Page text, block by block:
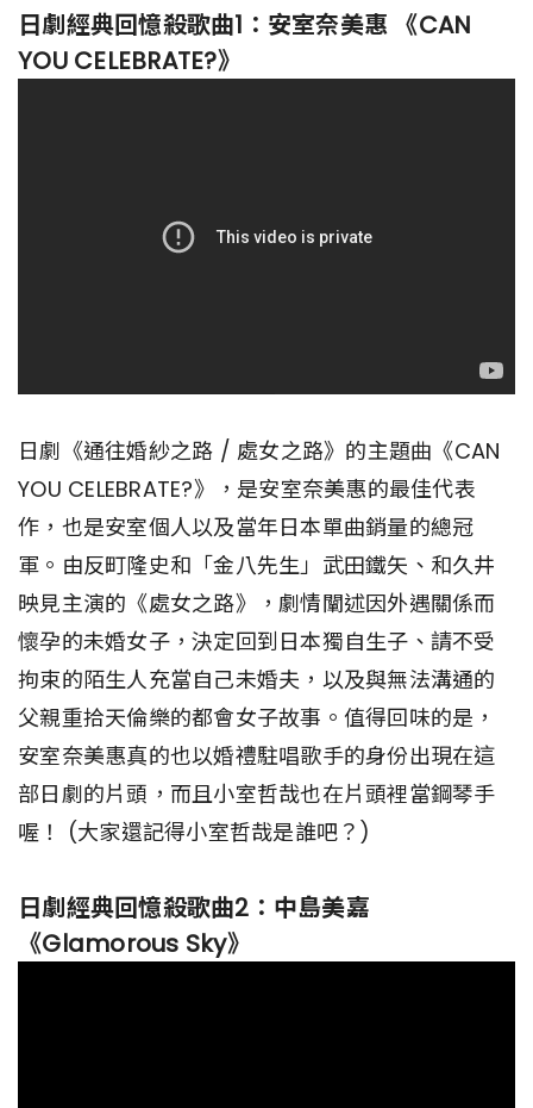
日劇經典回憶殺歌曲1：安室奈美惠 《CAN
YOU CELEBRATE?》
日劇《通往婚紗之路 / 處女之路》的主題曲《CAN
YOU CELEBRATE?》，是安室奈美惠的最佳代表
作，也是安室個人以及當年日本單曲銷量的總冠
軍。由反町隆史和「金八先生」武田鐵矢、和久井
映見主演的《處女之路》，劇情闡述因外遇關係而
懷孕的未婚女子，決定回到日本獨自生子、請不受
拘束的陌生人充當自己未婚夫，以及與無法溝通的
父親重拾天倫樂的都會女子故事。值得回味的是，
安室奈美惠真的也以婚禮駐唱歌手的身份出現在這
部日劇的片頭，而且小室哲哉也在片頭裡當鋼琴手
喔！ (大家還記得小室哲哉是誰吧？)
日劇經典回憶殺歌曲2：中島美嘉
《Glamorous Sky》